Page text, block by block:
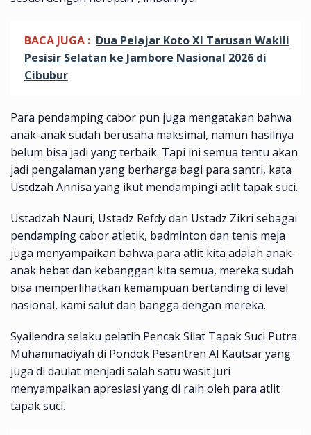
BACA JUGA : Dua Pelajar Koto XI Tarusan Wakili
Pesisir Selatan ke Jambore Nasional 2026 di
Cibubur
Para pendamping cabor pun juga mengatakan bahwa
anak-anak sudah berusaha maksimal, namun hasilnya
belum bisa jadi yang terbaik. Tapi ini semua tentu akan
jadi pengalaman yang berharga bagi para santri, kata
Ustdzah Annisa yang ikut mendampingi atlit tapak suci.
Ustadzah Nauri, Ustadz Refdy dan Ustadz Zikri sebagai
pendamping cabor atletik, badminton dan tenis meja
juga menyampaikan bahwa para atlit kita adalah anak-
anak hebat dan kebanggan kita semua, mereka sudah
bisa memperlihatkan kemampuan bertanding di level
nasional, kami salut dan bangga dengan mereka.
Syailendra selaku pelatih Pencak Silat Tapak Suci Putra
Muhammadiyah di Pondok Pesantren Al Kautsar yang
juga di daulat menjadi salah satu wasit juri
menyampaikan apresiasi yang di raih oleh para atlit
tapak suci.